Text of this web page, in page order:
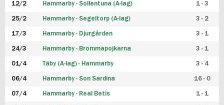
F19
FUTSAL HERR
FUTSAL DAM
12/2 Hammarby - Sollentuna (A-lag) 1 - 3
25/2 Hammarby - Segeltorp (A-lag) 3 - 2
17/3 Hammarby - Djurgården 3 - 1
24/3 Hammarby - Brommapojkarna 3 - 1
01/4 Täby (A-lag) - Hammarby 3 - 4
06/4 Hammarby - Son Sardina 16 - 0
07/4 Hammarby - Real Betis 1 - 1